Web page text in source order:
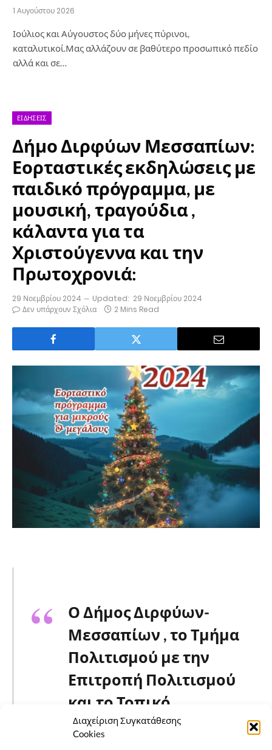
Διαχείριση Συγκατάθεσης
Cookies
1 Αυγούστου 2026
Ιούλιος και Αύγουστος δύο μήνες πύρινοι,
καταλυτικοί.Μας αλλάζουν σε βαθύτερο προσωπικό πεδίο
αλλά και σε…
ΕΙΔΉΣΕΙΣ
Δήμο Διρφύων Μεσσαπίων:
Εορταστικές εκδηλώσεις με
παιδικό πρόγραμμα, με
μουσική, τραγούδια ,
κάλαντα για τα
Χριστούγεννα και την
Πρωτοχρονιά:
29 Νοεμβρίου 2024 Updated: 29 Νοεμβρίου 2024
Δεν υπάρχουν Σχόλια
2 Mins Read
Ο Δήμος Διρφύων-
Μεσσαπίων , το Τμήμα
Πολιτισμού με την
Επιτροπή Πολιτισμού
και το Τοπικό
Συμβούλιο Ψαχνών, εν